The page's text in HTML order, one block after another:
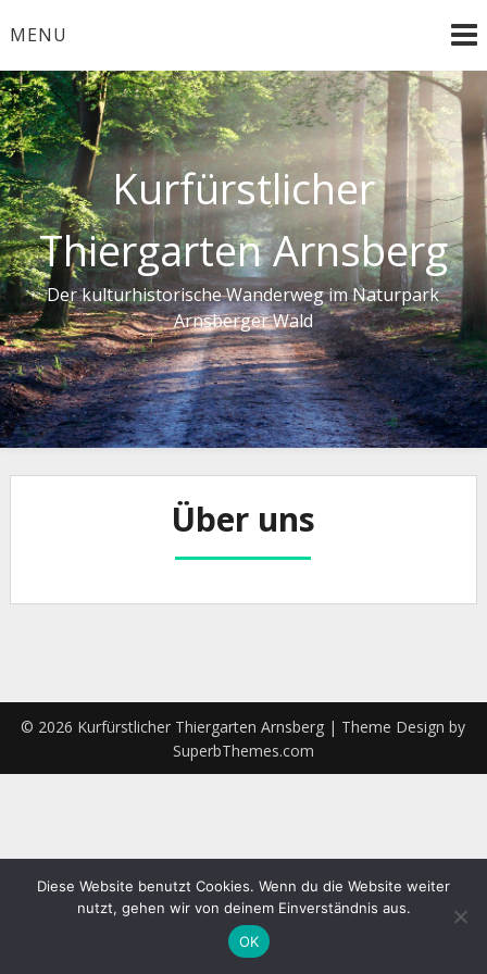
toMENU
Kurfürstlicher
Thiergarten Arnsberg
Der kulturhistorische Wanderweg im Naturpark
Arnsberger Wald
Über uns
© 2026 Kurfürstlicher Thiergarten Arnsberg | Theme Design by
SuperbThemes.com
Diese Website benutzt Cookies. Wenn du die Website weiter
nutzt, gehen wir von deinem Einverständnis aus.
OK